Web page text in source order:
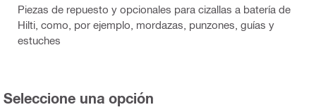
Piezas de repuesto y opcionales para cizallas a batería de
Hilti, como, por ejemplo, mordazas, punzones, guías y
estuches
Seleccione una opción